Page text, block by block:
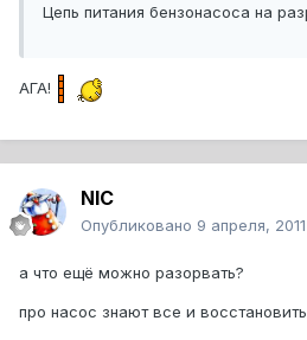
Цепь питания бензонасоса на
АГА!
NIC
Опубликовано 9 апреля, 2011
а что ещё можно разорвать?
про насос знают все и